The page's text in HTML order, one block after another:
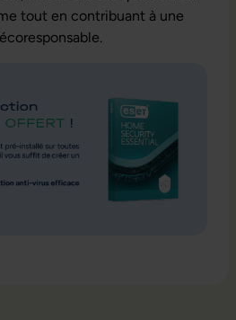
tout en contribuant à une